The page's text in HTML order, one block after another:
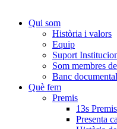
Qui som
Història i valors
Equip
Suport
Som membres de
Banc documental
Què fem
Premis
13s
Presenta